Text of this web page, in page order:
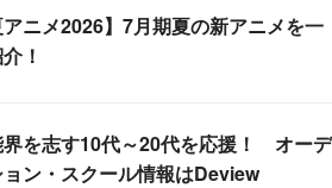
アニメ2026】7月期夏の新アニメを一
！
を志す10代～20代を応援！ オーデ
ョン・スクール情報はDeview